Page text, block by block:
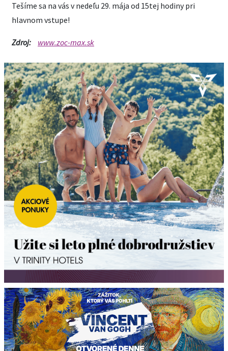
Tešíme sa na vás v nedeľu 29. mája od 15tej hodiny pri
hlavnom vstupe!
Zdroj: www.zoc-max.sk